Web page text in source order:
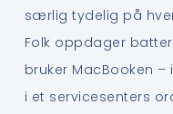
særlig tydelig på
Folk oppdager
bruker MacBooken
i et servicesenters